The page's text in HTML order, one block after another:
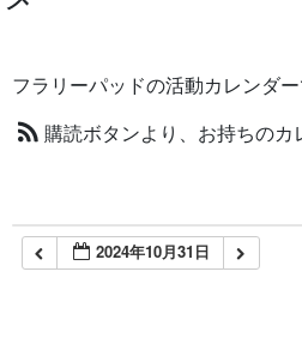
フラリーパッドの活動カレンダ
購読ボタンより、お持ちのカ
2024年10月31日